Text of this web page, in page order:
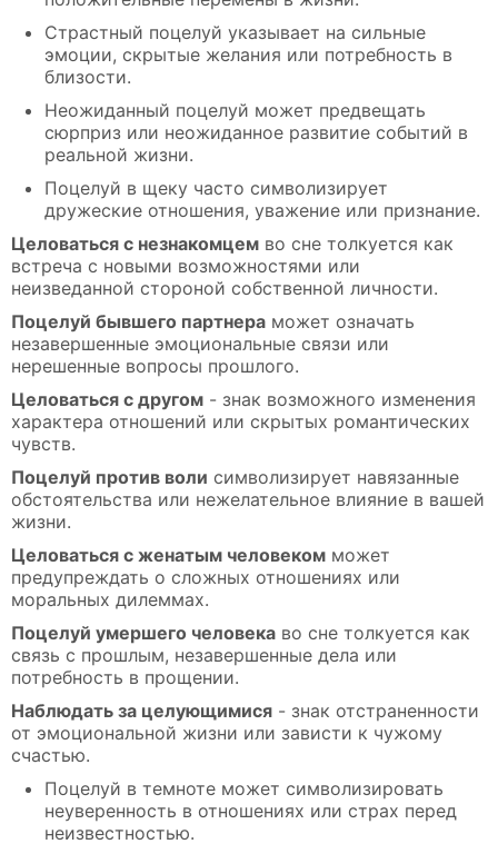
Страстный поцелуй указывает на сильные
эмоции, скрытые желания или потребность в
близости.
Неожиданный поцелуй может предвещать
сюрприз или неожиданное развитие событий в
реальной жизни.
Поцелуй в щеку часто символизирует
дружеские отношения, уважение или признание.
Целоваться с незнакомцем во сне толкуется как
встреча с новыми возможностями или
неизведанной стороной собственной личности.
Поцелуй бывшего партнера может означать
незавершенные эмоциональные связи или
нерешенные вопросы прошлого.
Целоваться с другом - знак возможного изменения
характера отношений или скрытых романтических
чувств.
Поцелуй против воли символизирует навязанные
обстоятельства или нежелательное влияние в вашей
жизни.
Целоваться с женатым человеком может
предупреждать о сложных отношениях или
моральных дилеммах.
Поцелуй умершего человека во сне толкуется как
связь с прошлым, незавершенные дела или
потребность в прощении.
Наблюдать за целующимися - знак отстраненности
от эмоциональной жизни или зависти к чужому
счастью.
Поцелуй в темноте может символизировать
неуверенность в отношениях или страх перед
неизвестностью.